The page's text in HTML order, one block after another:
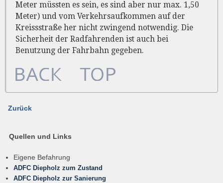
Meter müssten es sein, es sind aber nur max. 1,50
Meter) und vom Verkehrsaufkommen auf der
Kreissstraße her nicht zwingend notwendig. Die
Sicherheit der Radfahrenden ist auch bei
Benutzung der Fahrbahn gegeben.
Zurück
Quellen und Links
Eigene Befahrung
ADFC Diepholz zum Zustand
ADFC Diepholz zur Sanierung